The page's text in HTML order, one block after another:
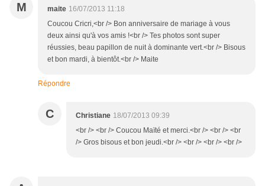
M maite 16/07/2013 11:18
Coucou Cricri,<br /> Bon anniversaire de mariage à vous
deux ainsi qu'à vos amis !<br /> Tes photos sont super
réussies, beau papillon de nuit à dominante vert.<br /> Bisous
et bon mardi, à bientôt.<br /> Maite
Répondre
C Christiane 18/07/2013 09:39
<br /> <br /> Coucou Maïté et merci.<br /> <br /> <br
/> Gros bisous et bon jeudi.<br /> <br /> <br /> <br />